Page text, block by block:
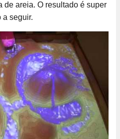
de areia. O resultado é super
a seguir.